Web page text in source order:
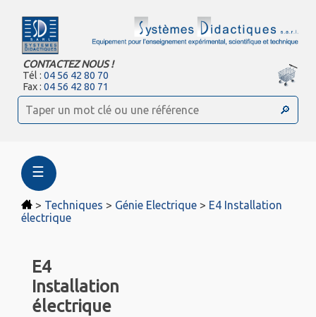
CONTACTEZ NOUS !
Tél :04 56 42 80 70
Fax :04 56 42 80 71
☰
> Techniques > Génie Electrique > E4 Installation
électrique
E4
Installation
électrique